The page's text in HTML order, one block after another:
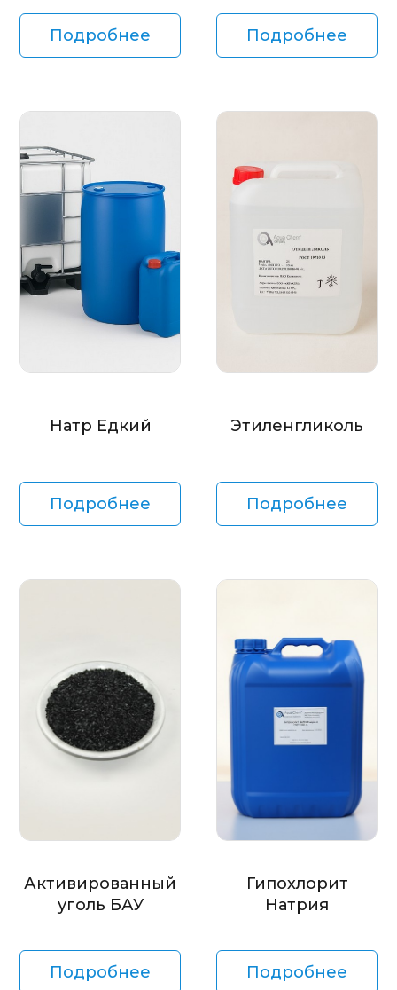
Подробнее Подробнее
Натр Едкий
Подробнее
Этиленгликоль
Подробнее
Активированный
уголь БАУ
Подробнее
Гипохлорит
Натрия
Подробнее